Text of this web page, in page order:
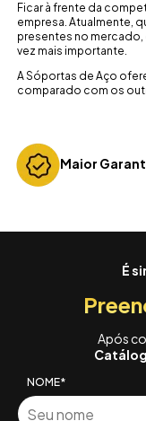
Ficar à frente da
empresa. Atualmente,
presentes no mercado,
vez mais importante.
A Sóportas de Aço
comparado com os
A melhor
É
Após
NOME*